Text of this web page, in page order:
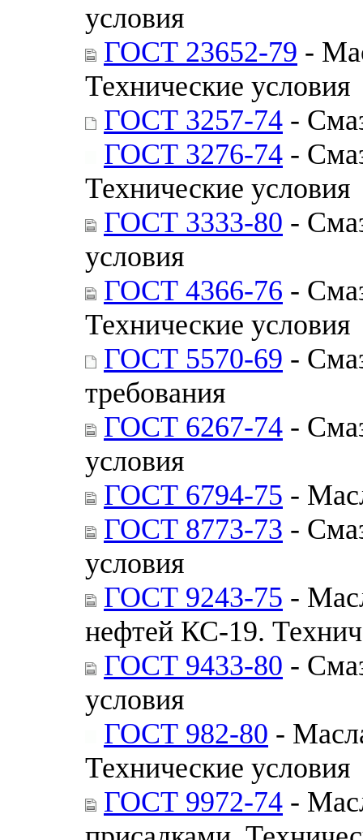
условия
ГОСТ 23652-79 -
Технические условия
ГОСТ 3257-74 -
ГОСТ 3276-74 -
Технические условия
ГОСТ 3333-80 -
условия
ГОСТ 4366-76 -
Технические условия
ГОСТ 5570-69 -
требования
ГОСТ 6267-74 -
условия
ГОСТ 6794-75 -
ГОСТ 8773-73 -
условия
ГОСТ 9243-75 -
нефтей КС-19.
ГОСТ 9433-80 -
условия
ГОСТ 982-80 -
Технические условия
ГОСТ 9972-74 -